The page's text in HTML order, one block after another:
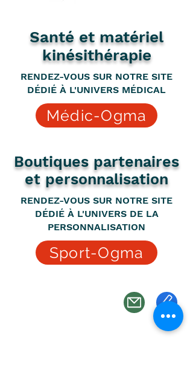
Santé et matériel
kinésithérapie
RENDEZ-VOUS SUR NOTRE SITE
DÉDIÉ À L'UNIVERS MÉDICAL
Médic-Ogma
Boutiques partenaires
et personnalisation
RENDEZ-VOUS SUR NOTRE SITE
DÉDIÉ À L'UNIVERS DE LA
PERSONNALISATION
Sport-Ogma